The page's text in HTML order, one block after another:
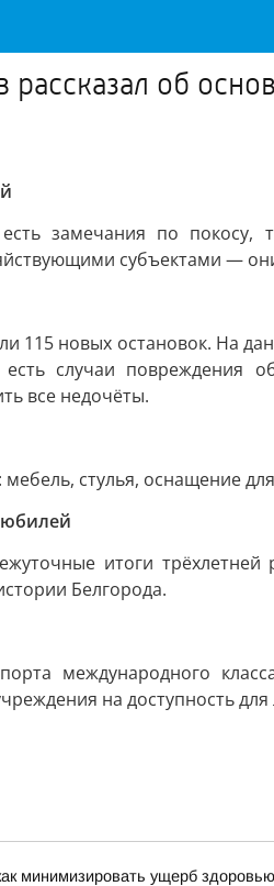
об
замечания по покосу,
субъектами —
115 новых остановок. На
есть случаи
все недочёты.
мебель, стулья, оснащение
итоги
Белгорода.
международного
на доступность
минимизировать ущерб здоровью